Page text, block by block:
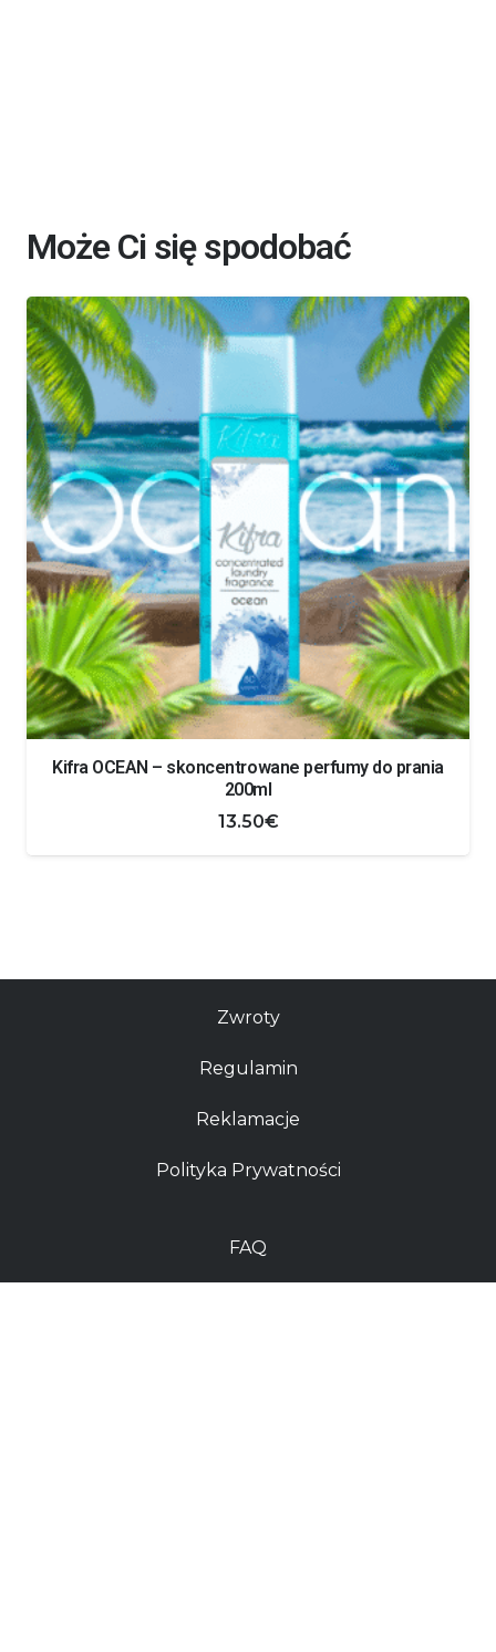
Może Ci się spodobać
Kifra OCEAN – skoncentrowane perfumy do prania
200ml
13.50€
FAQ
Zwroty
Regulamin
Reklamacje
Polityka Prywatności